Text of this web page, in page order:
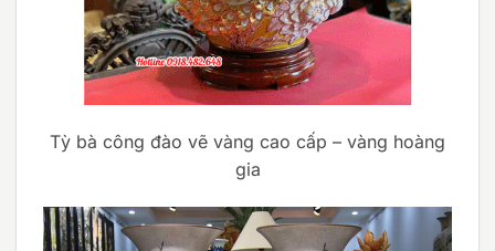
Tỳ bà công đào vẽ vàng cao cấp – vàng hoàng
gia